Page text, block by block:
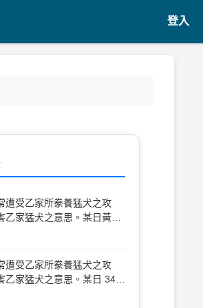
登入
遭受乙家所豢養猛犬之攻
乙家猛犬之意思。某日黃
兒子丙在自家庭院學狗做狗
理上稱為何種錯誤？ (A)
遭受乙家所豢養猛犬之攻
家猛犬之意思。某日 34
之兒子丙在自家庭院學狗做